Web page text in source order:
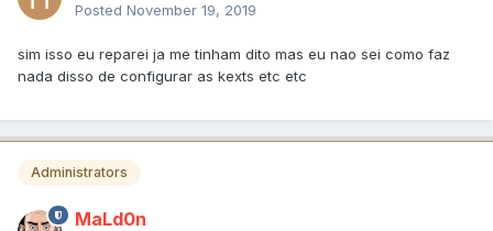
Posted November 19, 2019
sim isso eu reparei ja me tinham dito mas eu nao sei como faz
nada disso de configurar as kexts etc etc
Administrators
MaLd0n